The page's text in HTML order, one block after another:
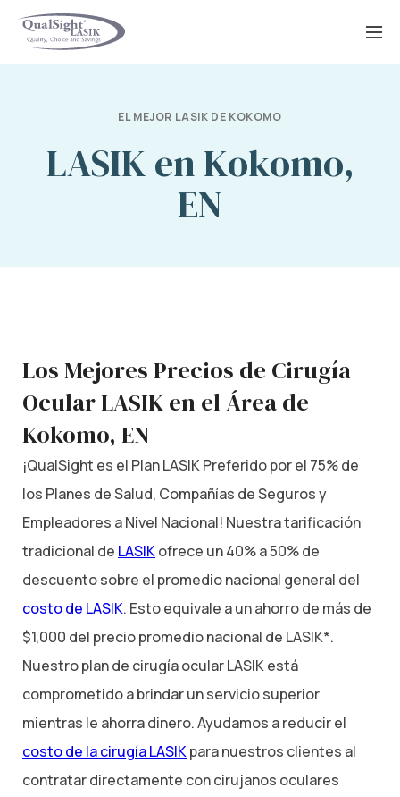
Saltar
EL MEJOR LASIK DE KOKOMO
LASIK en Kokomo,
EN
Los Mejores Precios de Cirugía
Ocular LASIK en el Área de
Kokomo, EN
¡QualSight es el Plan LASIK Preferido por el 75% de
los Planes de Salud, Compañías de Seguros y
Empleadores a Nivel Nacional! Nuestra tarificación
tradicional de LASIKofrece un 40% a 50% de
descuento sobre el promedio nacional general del
costo de LASIK. Esto equivale a un ahorro de más de
$1,000 del precio promedio nacional de LASIK*.
Nuestro plan de cirugía ocular LASIK está
comprometido a brindar un servicio superior
mientras le ahorra dinero. Ayudamos a reducir el
costo de la cirugía LASIKpara nuestros clientes al
contratar directamente con cirujanos oculares